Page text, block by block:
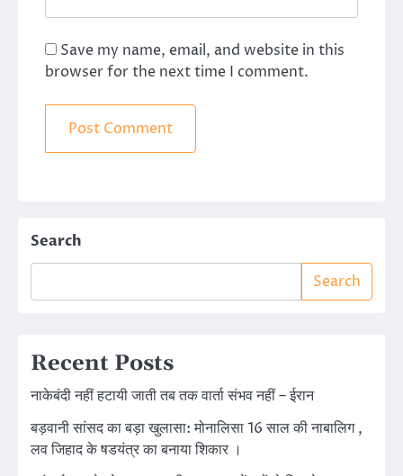
Save my name, email, and website in this
browser for the next time I comment.
Search
Search
Recent Posts
नाकेबंदी नहीं हटायी जाती तब तक वार्ता संभव नहीं – ईरान
बड़वानी सांसद का बड़ा खुलासा: मोनालिसा 16 साल की नाबालिग ,
लव जिहाद के षडयंत्र का बनाया शिकार ।